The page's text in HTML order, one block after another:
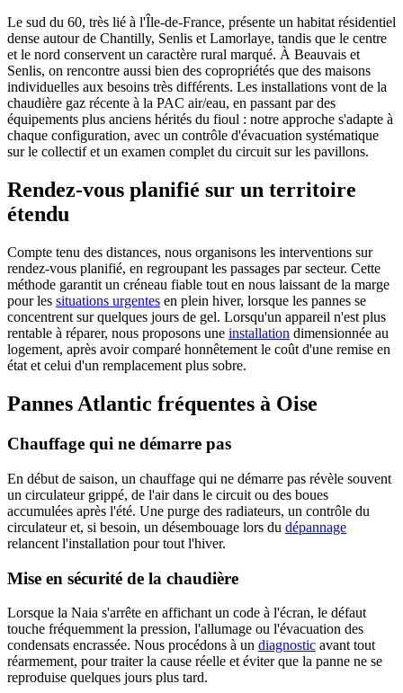
Le sud du 60, très lié à l'Île-de-France, présente un habitat résidentiel
dense autour de Chantilly, Senlis et Lamorlaye, tandis que le centre
et le nord conservent un caractère rural marqué. À Beauvais et
Senlis, on rencontre aussi bien des copropriétés que des maisons
individuelles aux besoins très différents. Les installations vont de la
chaudière gaz récente à la PAC air/eau, en passant par des
équipements plus anciens hérités du fioul : notre approche s'adapte à
chaque configuration, avec un contrôle d'évacuation systématique
sur le collectif et un examen complet du circuit sur les pavillons.
Rendez-vous planifié sur un territoire
étendu
Compte tenu des distances, nous organisons les interventions sur
rendez-vous planifié, en regroupant les passages par secteur. Cette
méthode garantit un créneau fiable tout en nous laissant de la marge
pour les situations urgentes en plein hiver, lorsque les pannes se
concentrent sur quelques jours de gel. Lorsqu'un appareil n'est plus
rentable à réparer, nous proposons une installation dimensionnée au
logement, après avoir comparé honnêtement le coût d'une remise en
état et celui d'un remplacement plus sobre.
Pannes Atlantic fréquentes à Oise
Chauffage qui ne démarre pas
En début de saison, un chauffage qui ne démarre pas révèle souvent
un circulateur grippé, de l'air dans le circuit ou des boues
accumulées après l'été. Une purge des radiateurs, un contrôle du
circulateur et, si besoin, un désembouage lors du dépannage
relancent l'installation pour tout l'hiver.
Mise en sécurité de la chaudière
Lorsque la Naia s'arrête en affichant un code à l'écran, le défaut
touche fréquemment la pression, l'allumage ou l'évacuation des
condensats encrassée. Nous procédons à un diagnostic avant tout
réarmement, pour traiter la cause réelle et éviter que la panne ne se
reproduise quelques jours plus tard.